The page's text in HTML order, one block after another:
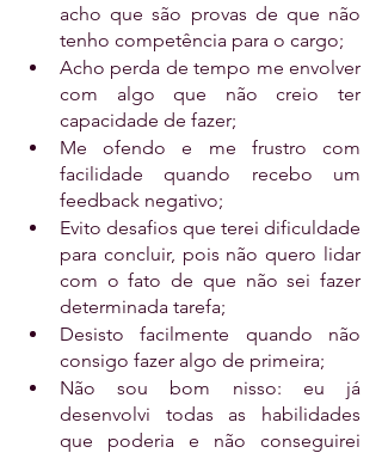
acho que são provas de que não
tenho competência para o cargo;
Acho perda de tempo me envolver
com algo que não creio ter
capacidade de fazer;
Me ofendo e me frustro com
facilidade quando recebo um
feedback negativo;
Evito desafios que terei dificuldade
para concluir, pois não quero lidar
com o fato de que não sei fazer
determinada tarefa;
Desisto facilmente quando não
consigo fazer algo de primeira;
Não sou bom nisso: eu já
desenvolvi todas as habilidades
que poderia e não conseguirei